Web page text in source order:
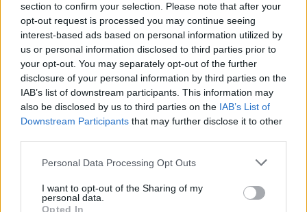
section to confirm your selection. Please note that after your
opt-out request is processed you may continue seeing
interest-based ads based on personal information utilized by
us or personal information disclosed to third parties prior to
your opt-out. You may separately opt-out of the further
disclosure of your personal information by third parties on the
IAB’s list of downstream participants. This information may
also be disclosed by us to third parties on the IAB’s List of
Downstream Participants that may further disclose it to other
Please note that this website/app uses one or more Google
not limited to your visit or usage behaviour. You may click to
grant or deny consent to Google and its third-party tags to
Personal Data Processing Opt Outs
I want to opt-out of the Sharing of my
personal data.
Opted In
Kategorije: Novice Novice Novice
Novice
Ključne besede: sneg vreme zima